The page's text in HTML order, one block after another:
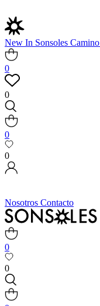
New In Sonsoles Camino
0
0
0
0
Nosotros Contacto
0
0